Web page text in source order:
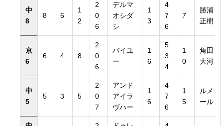
中
8
8 6
1
2
2
0
6
デルマ
オシダ
シ
1
3
4
7
6
7
勝浦
正樹
京
6
6 4 8
2
0
6
バイユ
ー
1
6
5
3
4
1
0
角田
大河
中
5
5 3 5
2
0
7
アンド
アイラ
ヴハー
1
6
4
7
6
1
5
ルメ
ール